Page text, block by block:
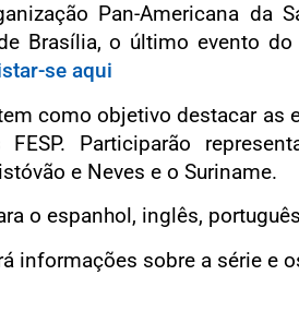
Pan-Americana da
Brasília, o último evento
se aqui
como objetivo destacar as
Participarão
e Neves e o Suriname.
o espanhol, inglês,
informações sobre a série e